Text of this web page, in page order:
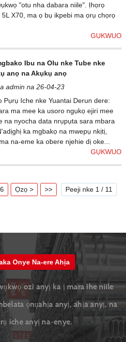
"otu nha dabara niile". Ịhọrọ
5L X70, ma ọ bụ ikpebi ma ọrụ chọrọ
GỤKWUO
Ibu na Olu nke Tube nke
anọ na Akụkụ anọ
admin na 26-04-23
Pụrụ Iche nke Yuantai Derun dere:
ma mee ka usoro ngụkọ ejiri mee
na nyocha data nrụpụta sara mbara
ka mgbakọ na mwepụ nkịtị,
na-eme ka obere njehie dị oke...
GỤKWUO
6 Ọzọ > >> Peeji nke 1 / 11
Onye Na-ere Ahịa
ozi anyị ka ị mara ihe niile
ọnụahịa anyị, ahịa anyị, na
iche anyị na-enye.